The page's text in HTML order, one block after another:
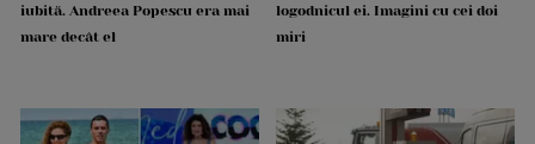
iubită. Andreea Popescu era mai
mare decât el
logodnicul ei. Imagini cu cei doi
miri